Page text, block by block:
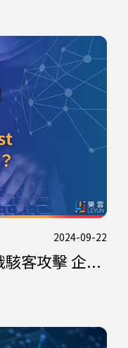
2024-09-22
客攻擊 企...